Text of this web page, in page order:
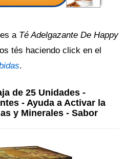
a Té Adelgazante De Happy
tés haciendo click en el
.
de 25 Unidades -
- Ayuda a Activar la
y Minerales - Sabor